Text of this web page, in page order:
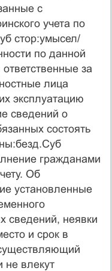
с
учета по
стор:умысел/
по данной
за
лица
эксплуатацию
сведений о
состоять
гражданами
Об
установленные
сведений, неявки
и срок в
не влекут